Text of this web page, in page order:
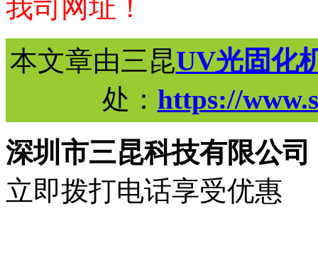
我司网址！
本文章由三昆UV光固化
处： https://
深圳市三昆科技有限公司
立即拨打电话享受优惠